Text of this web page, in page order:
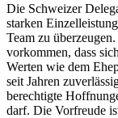
Die Schweizer
starken
Team zu
vorkommen, dass
Werten wie dem
seit Jahren
berechtigte
darf. Die Vorfreude